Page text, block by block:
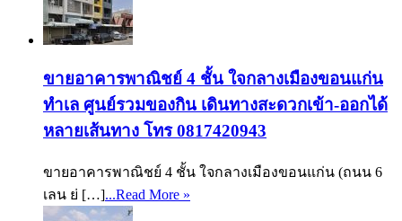
ขายอาคารพาณิชย์ 4 ชั้น ใจกลางเมืองขอนแก่น
ทำเล ศูนย์รวมของกิน เดินทางสะดวกเข้า-ออกได้
หลายเส้นทาง โทร 0817420943
ขายอาคารพาณิชย์ 4 ชั้น ใจกลางเมืองขอนแก่น (ถนน 6
เลน ย่ […]...Read More »